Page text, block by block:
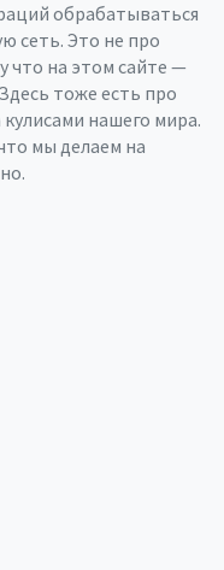
обрабатываться
сеть. Это не про
что на этом сайте —
тоже есть про
нашего мира.
мы делаем на